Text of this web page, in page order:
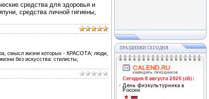
средства для здоровья и
средства личной гигиены,
смысл жизни которых - КРАСОТА; люди,
без искусства: стилисты,
ПРАЗДНИКИ СЕГОДНЯ